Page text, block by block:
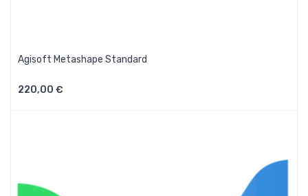
Agisoft Metashape Standard
220,00 €Aggiungi Al Carrello